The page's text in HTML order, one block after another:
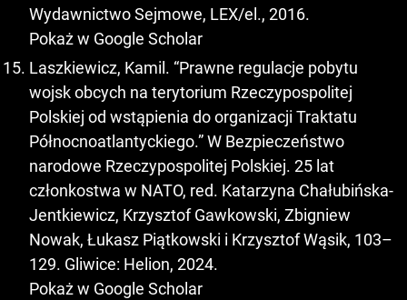
Wydawnictwo Sejmowe, LEX/el., 2016.
Pokaż w Google Scholar
Laszkiewicz, Kamil. “Prawne regulacje pobytu
wojsk obcych na terytorium Rzeczypospolitej
Polskiej od wstąpienia do organizacji Traktatu
Północnoatlantyckiego.” W Bezpieczeństwo
narodowe Rzeczypospolitej Polskiej. 25 lat
członkostwa w NATO, red. Katarzyna Chałubińska-
Jentkiewicz, Krzysztof Gawkowski, Zbigniew
Nowak, Łukasz Piątkowski i Krzysztof Wąsik, 103–
129. Gliwice: Helion, 2024.
Pokaż w Google Scholar